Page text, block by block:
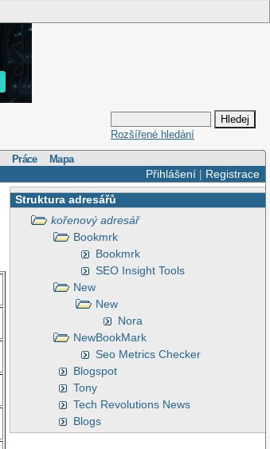
Rozšířené hledání
Práce Mapa
Přihlášení| Registrace
Struktura adresářů
kořenový adresář
Bookmrk
Bookmrk
SEO Insight Tools
New
New
Nora
NewBookMark
Seo Metrics Checker
Blogspot
Tony
Tech Revolutions News
Blogs